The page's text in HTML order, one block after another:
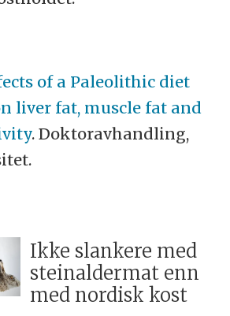
of a Paleolithic diet
liver fat, muscle fat and
. Doktoravhandling,
Ikke slankere med
steinaldermat enn
med nordisk kost